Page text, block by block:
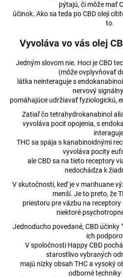
pýtajú, či môže mať
účinok. Ako sa teda po CBD oleji
to.
Vyvoláva vo vás olej
Jedným slovom nie. Hoci je CBD
(môže ovplyvňovať
látka neinteraguje s
nervový
pomáhajúce udržiavať fyziologickú,
Zatiaľ čo tetrahydrokanabinol
vyvoláva pocit opojenia, s
THC sa spája s kanabinoidnými
vyvoláva pocity
ale CBD sa na tieto receptory
nedochádza k
V skutočnosti, keď je v marihuane
menší. Je to preto, že
priestoru pre väzbu na receptory
niektoré
Jednoducho povedané, CBD účinky
ich
V spoločnosti Happy CBD
starostlivo vybraných
majú nízky obsah THC a vysoký
odborné techniky
s
HĽADAŤ
ú
e
ČOKOLÁDA